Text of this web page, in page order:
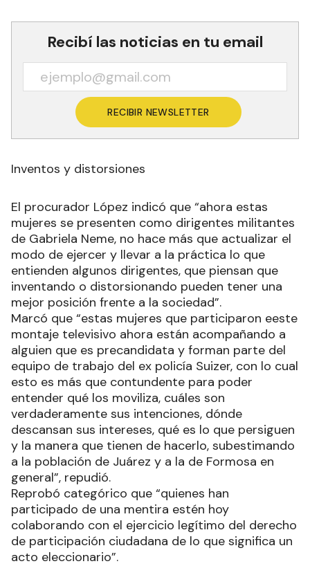
Recibí las noticias en tu email
RECIBIR NEWSLETTER
Inventos y distorsiones
El procurador López indicó que “ahora estas
mujeres se presenten como dirigentes militantes
de Gabriela Neme, no hace más que actualizar el
modo de ejercer y llevar a la práctica lo que
entienden algunos dirigentes, que piensan que
inventando o distorsionando pueden tener una
mejor posición frente a la sociedad”.
Marcó que “estas mujeres que participaron eeste
montaje televisivo ahora están acompañando a
alguien que es precandidata y forman parte del
equipo de trabajo del ex policía Suizer, con lo cual
esto es más que contundente para poder
entender qué los moviliza, cuáles son
verdaderamente sus intenciones, dónde
descansan sus intereses, qué es lo que persiguen
y la manera que tienen de hacerlo, subestimando
a la población de Juárez y a la de Formosa en
general”, repudió.
Reprobó categórico que “quienes han
participado de una mentira estén hoy
colaborando con el ejercicio legítimo del derecho
de participación ciudadana de lo que significa un
acto eleccionario”.